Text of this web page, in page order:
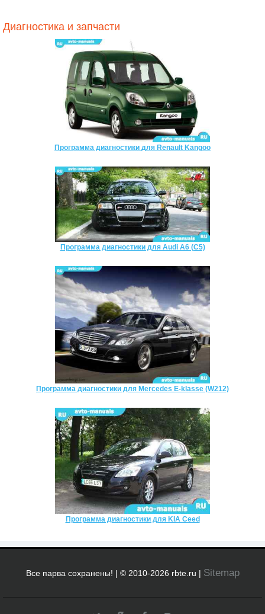
Диагностика и запчасти
Программа диагностики для Renault Kangoo
Программа диагностики для Audi A6 (C5)
Программа диагностики для Mercedes E-klasse (W212)
Программа диагностики для KIA Ceed
Все парва сохранены! | © 2010-2026 rbte.ru | Sitemap